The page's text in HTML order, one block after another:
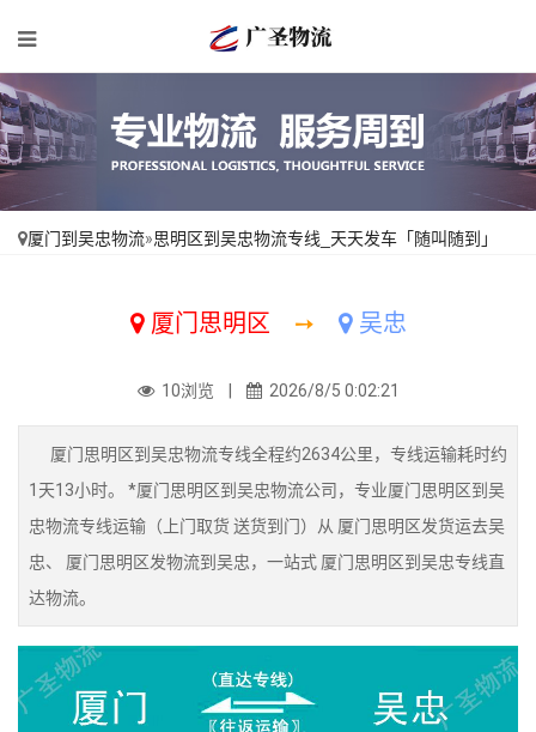
厦门到吴忠物流»思明区到吴忠物流专线_天天发车「随叫随到」
厦门思明区 ➙ 吴忠
10浏览 | 2026/8/5 0:02:21
厦门思明区到吴忠物流专线全程约2634公里，专线运输耗时约
1天13小时。 *厦门思明区到吴忠物流公司，专业厦门思明区到吴
忠物流专线运输（上门取货 送货到门）从 厦门思明区发货运去吴
忠、 厦门思明区发物流到吴忠，一站式 厦门思明区到吴忠专线直
达物流。